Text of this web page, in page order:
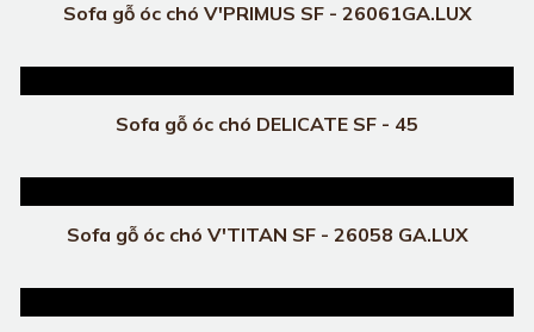
Sofa gỗ óc chó V'PRIMUS SF - 26061GA.LUX
Sofa gỗ óc chó DELICATE SF - 45
Sofa gỗ óc chó V'TITAN SF - 26058 GA.LUX